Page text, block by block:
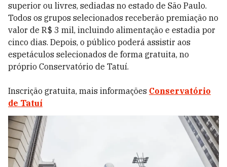
superior ou livres, sediadas no estado de São Paulo.
Todos os grupos selecionados receberão premiação no
valor de R$ 3 mil, incluindo alimentação e estadia por
cinco dias. Depois, o público poderá assistir aos
espetáculos selecionados de forma gratuita, no
próprio Conservatório de Tatuí.
Inscrição gratuita, mais informações Conservatório
de Tatuí